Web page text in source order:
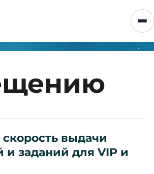
выдачи
заданий для VIP и